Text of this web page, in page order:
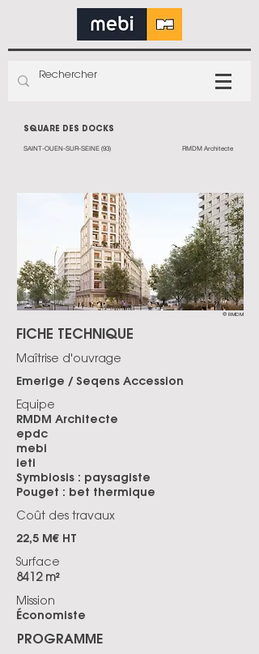
SQUARE DES DOCKS
SAINT-OUEN-SUR-SEINE (93) RMDM Architecte
© RMDM
FICHE TECHNIQUE
Maîtrise d'ouvrage
Emerige / Seqens Accession
Equipe
RMDM Architecte
epdc
mebi
ieti
Symbiosis : paysagiste
Pouget : bet thermique
Coût des travaux
22,5 M€ HT
Surface
8412 m²
Mission
Économiste
PROGRAMME